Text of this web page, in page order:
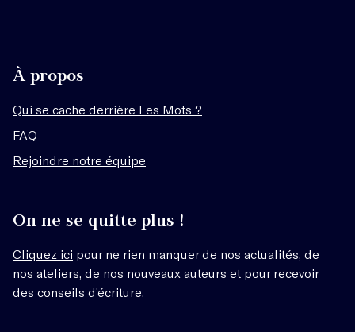
À propos
Qui se cache derrière Les Mots ?
FAQ
Rejoindre notre équipe
On ne se quitte plus !
Cliquez ici pour ne rien manquer de nos actualités, de
nos ateliers, de nos nouveaux auteurs et pour recevoir
des conseils d’écriture.